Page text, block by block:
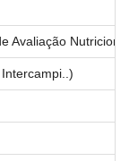
Avaliação